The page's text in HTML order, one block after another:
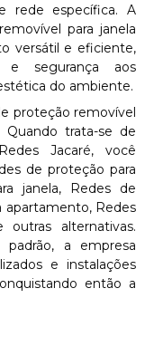
rede específica. A
para janela
versátil e eficiente,
e segurança aos
do ambiente.
proteção removível
Quando trata-se de
Jacaré, você
de proteção para
janela, Redes de
apartamento, Redes
alternativas.
a empresa
e instalações
então a